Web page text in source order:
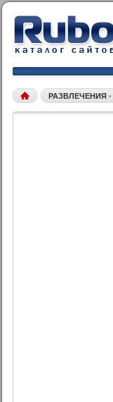
РАЗВЛЕЧЕНИЯ •